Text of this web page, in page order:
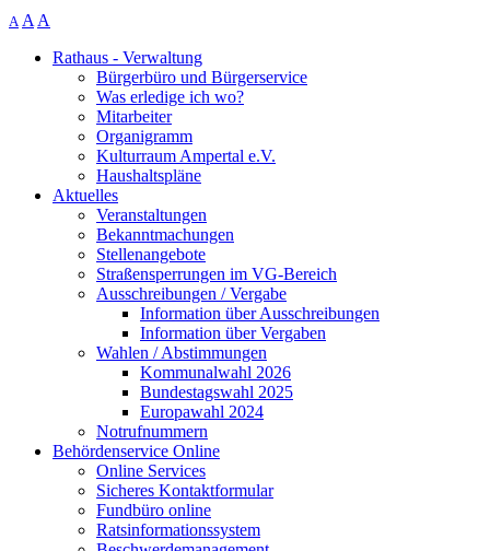
A A A
Rathaus - Verwaltung
Bürgerbüro und Bürgerservice
Was erledige ich wo?
Mitarbeiter
Organigramm
Kulturraum Ampertal e.V.
Haushaltspläne
Aktuelles
Veranstaltungen
Bekanntmachungen
Stellenangebote
Straßensperrungen im VG-Bereich
Ausschreibungen / Vergabe
Information über Ausschreibungen
Information über Vergaben
Wahlen / Abstimmungen
Kommunalwahl 2026
Bundestagswahl 2025
Europawahl 2024
Notrufnummern
Behördenservice Online
Online Services
Sicheres Kontaktformular
Fundbüro online
Ratsinformationssystem